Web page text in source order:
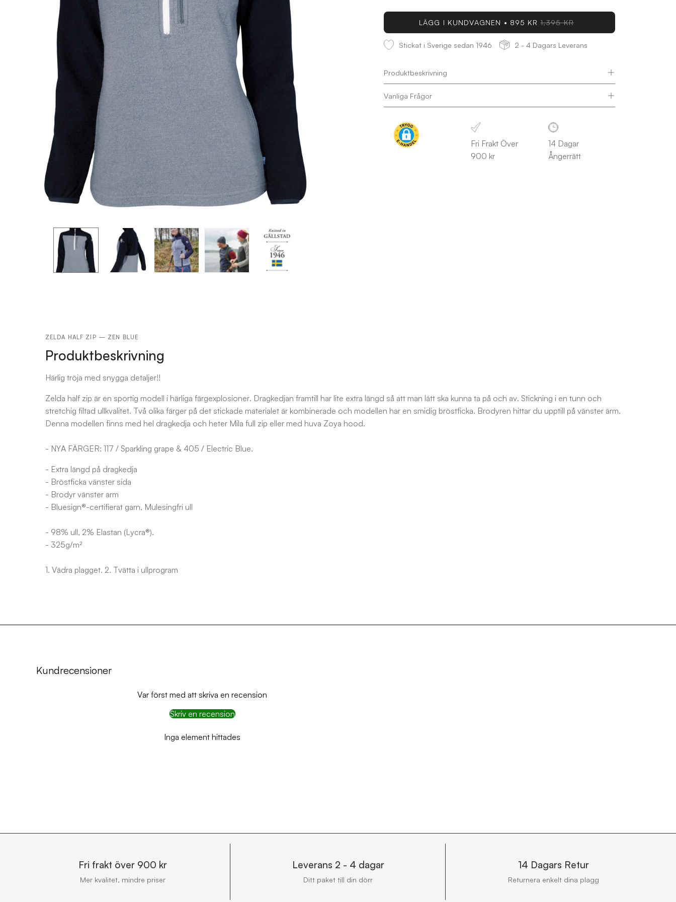
LÄGG I KUNDVAGNEN 895 KR 1,395 KR
Stickat i Sverige sedan 1946 2 - 4 Dagars Leverans
Produktbeskrivning
Vanliga Frågor
Fri Frakt Över
900 kr
14 Dagar
Ångerrätt
ZELDA HALF ZIP — ZEN BLUE
Produktbeskrivning
Härlig tröja med snygga detaljer!!
Zelda half zip är en sportig modell i härliga färgexplosioner. Dragkedjan framtill har lite extra längd så att man lätt ska kunna ta på och av. Stickning i en tunn och
stretchig filtad ullkvalitet. Två olika färger på det stickade materialet är kombinerade och modellen har en smidig bröstficka. Brodyren hittar du upptill på vänster ärm.
Denna modellen finns med hel dragkedja och heter Mila full zip eller med huva Zoya hood.
- NYA FÄRGER: 117 / Sparkling grape & 405 / Electric Blue.
- Extra längd på dragkedja
- Bröstficka vänster sida
- Brodyr vänster arm
- Bluesign®-certifierat garn, Mulesingfri ull
- 98% ull, 2% Elastan (Lycra®).
- 325g/m²
1. Vädra plagget. 2. Tvätta i ullprogram
Kundrecensioner
Var först med att skriva en recension
Skriv en recension
Inga element hittades
Fri frakt över 900 kr
Mer kvalitet, mindre priser
Leverans 2 - 4 dagar
Ditt paket till din dörr
14 Dagars Retur
Returnera enkelt dina plagg